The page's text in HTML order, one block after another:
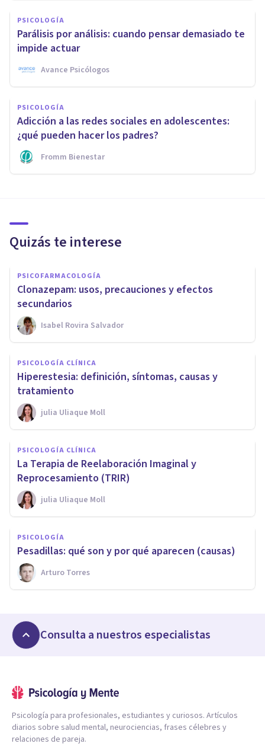
PSICOLOGÍA
Parálisis por análisis: cuando pensar demasiado te
impide actuar
Avance Psicólogos
PSICOLOGÍA
Adicción a las redes sociales en adolescentes:
¿qué pueden hacer los padres?
Fromm Bienestar
Quizás te interese
PSICOFARMACOLOGÍA
Clonazepam: usos, precauciones y efectos
secundarios
Isabel Rovira Salvador
PSICOLOGÍA CLÍNICA
Hiperestesia: definición, síntomas, causas y
tratamiento
​julia Uliaque Moll
PSICOLOGÍA CLÍNICA
La Terapia de Reelaboración Imaginal y
Reprocesamiento (TRIR)
​julia Uliaque Moll
PSICOLOGÍA
Pesadillas: qué son y por qué aparecen (causas)
Arturo Torres
Consulta a nuestros especialistas
Psicología para profesionales, estudiantes y curiosos. Artículos
diarios sobre salud mental, neurociencias, frases célebres y
relaciones de pareja.